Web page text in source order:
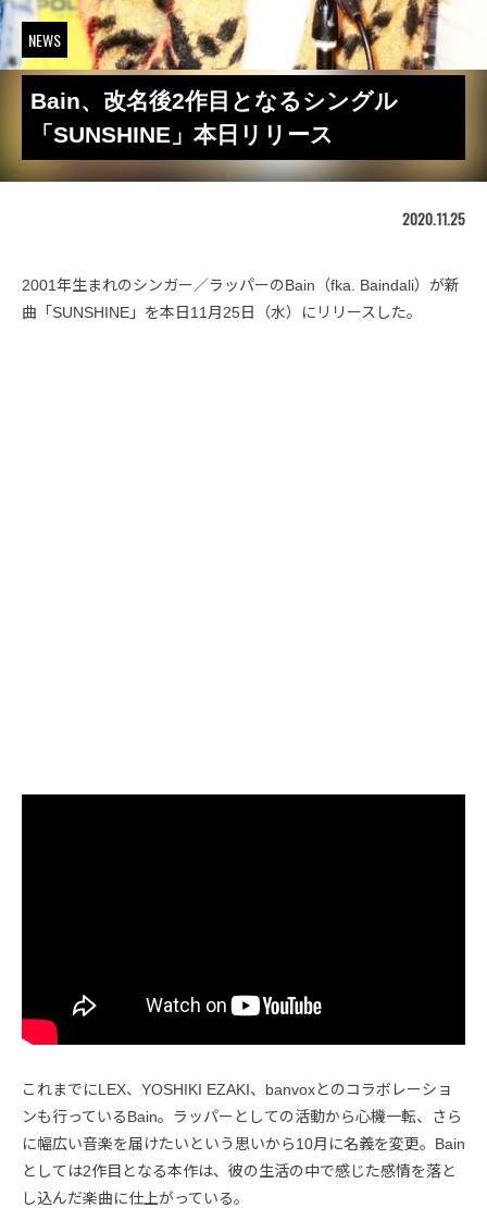
NEWS
Bain、改名後2作目となるシングル
「SUNSHINE」本日リリース
2020.11.25
2001年生まれのシンガー／ラッパーのBain（fka. Baindali）が新
曲「SUNSHINE」を本日11月25日（水）にリリースした。
これまでにLEX、YOSHIKI EZAKI、banvoxとのコラボレーショ
ンも行っているBain。ラッパーとしての活動から心機一転、さら
に幅広い音楽を届けたいという思いから10月に名義を変更。Bain
としては2作目となる本作は、彼の生活の中で感じた感情を落と
し込んだ楽曲に仕上がっている。